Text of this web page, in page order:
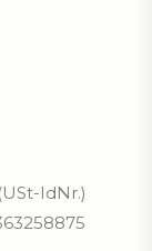
IdNr.)